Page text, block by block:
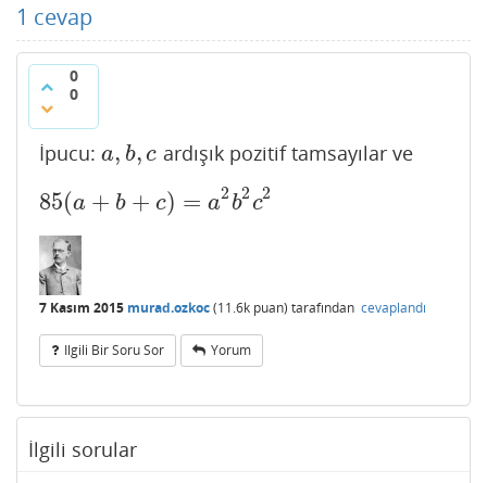
1 cevap
0
0
İpucu: a, b, c
a,b,c ardışık pozitif tamsayılar ve
85(a + b + c) = a2 b2c2
85(a +b+c)=a 2b 2c2
7 Kasım 2015 murad.ozkoc(11.6k puan) tarafından cevaplandı
Ilgili Bir Soru Sor Yorum
İlgili sorular